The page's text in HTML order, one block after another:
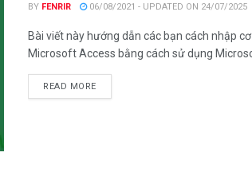
BY FENRIR 06/08/2021 - UPDATED ON 24/07/2025
Bài viết này hướng dẫn các bạn cách nhập
Microsoft Access bằng cách sử dụng
READ MOREDETAILS